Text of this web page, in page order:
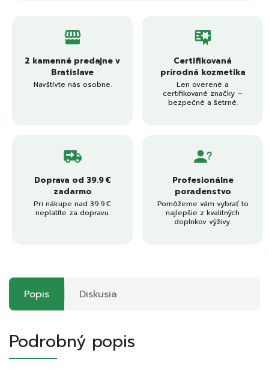
2 kamenné predajne v
Bratislave
Navštívte nás osobne.
Certifikovaná
prírodná kozmetika
Len overené a
certifikované značky –
bezpečné a šetrné.
Doprava od 39.9 €
zadarmo
Pri nákupe nad 39.9 €
neplatíte za dopravu.
Profesionálne
poradenstvo
Pomôžeme vám vybrať to
najlepšie z kvalitných
doplnkov výživy.
Popis Diskusia
Podrobný popis